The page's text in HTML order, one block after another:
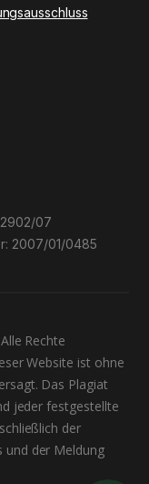
07
2007/01/0485
Rechte
Website ist ohne
Das Plagiat
jeder festgestellte
der
und der Meldung